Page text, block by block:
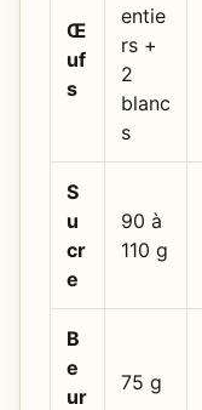
Œ
uf
s
entie
rs +
2
blanc
s
S
u
cr
e
90 à
110 g
B
e
ur
75 g